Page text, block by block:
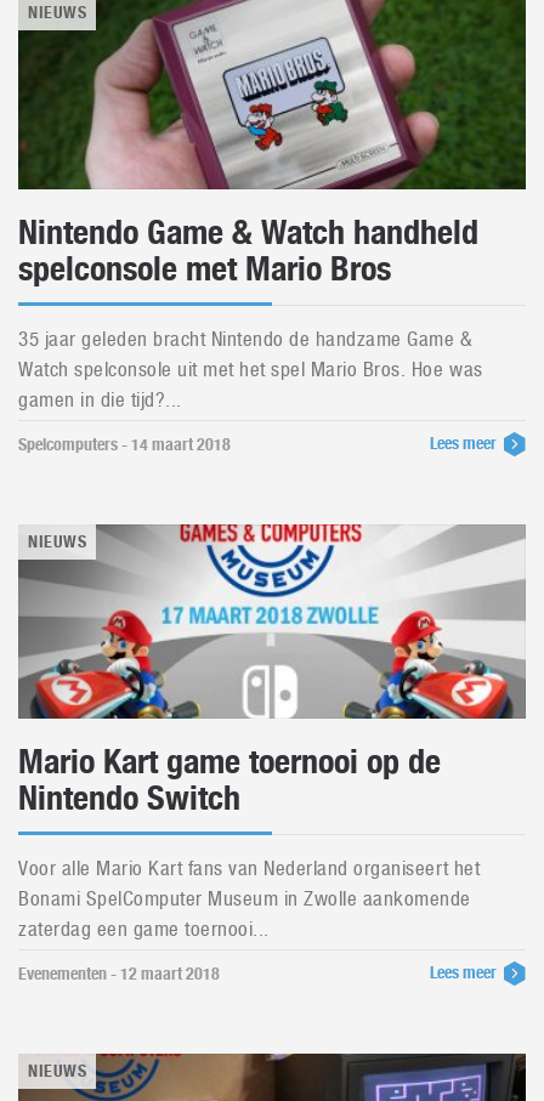
NIEUWS
Nintendo Game & Watch handheld
spelconsole met Mario Bros
35 jaar geleden bracht Nintendo de handzame Game &
Watch spelconsole uit met het spel Mario Bros. Hoe was
gamen in die tijd?...
Spelcomputers - 14 maart 2018 Lees meer
NIEUWS
Mario Kart game toernooi op de
Nintendo Switch
Voor alle Mario Kart fans van Nederland organiseert het
Bonami SpelComputer Museum in Zwolle aankomende
zaterdag een game toernooi...
Evenementen - 12 maart 2018 Lees meer
NIEUWS